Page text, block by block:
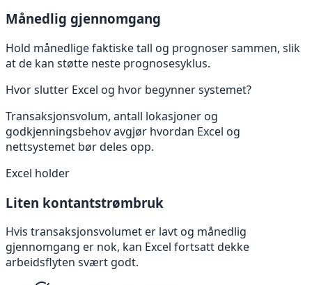
Månedlig gjennomgang
Hold månedlige faktiske tall og prognoser sammen, slik
at de kan støtte neste prognosesyklus.
Hvor slutter Excel og hvor begynner systemet?
Transaksjonsvolum, antall lokasjoner og
godkjenningsbehov avgjør hvordan Excel og
nettsystemet bør deles opp.
Excel holder
Liten kontantstrømbruk
Hvis transaksjonsvolumet er lavt og månedlig
gjennomgang er nok, kan Excel fortsatt dekke
arbeidsflyten svært godt.